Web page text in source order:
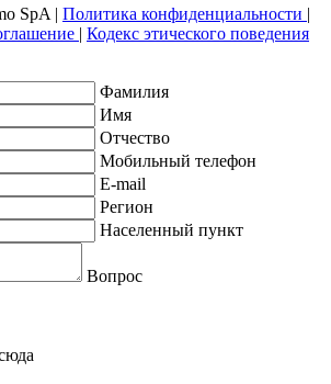
SpA | Политика конфиденциальности |
| Кодекс этического поведения
Фамилия
Имя
Отчество
Мобильный телефон
E-mail
Регион
Населенный пункт
Вопрос